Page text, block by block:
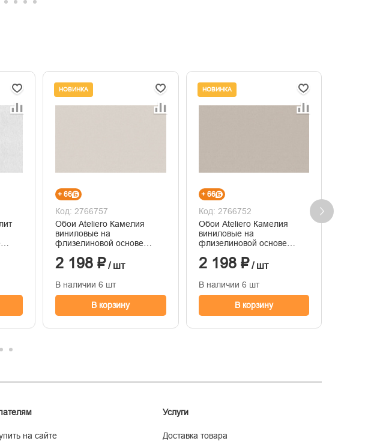
НОВИНКА
+ 66
Код: 2766757
Обои Ateliero Камелия
виниловые на
флизелиновой основе
1,06м*10м
2 198 ₽ / шт
В наличии 6 шт
В корзину
НОВИНКА
+ 66
Код: 2766752
Обои Ateliero Камелия
виниловые на
флизелиновой основе
1,06м*10м
2 198 ₽/ шт
В наличии 6 шт
В корзину
на сайте
Услуги
Доставка товара